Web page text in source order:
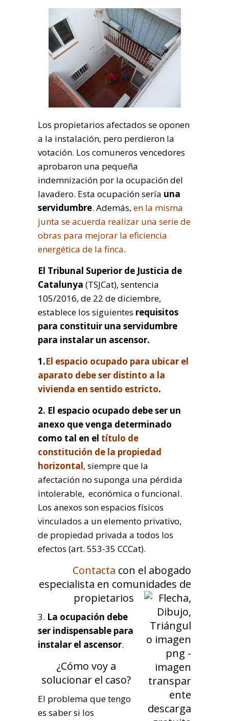
Los propietarios afectados se oponen
a la instalación, pero perdieron la
votación. Los comuneros vencedores
aprobaron una pequeña
indemnización por la ocupación del
lavadero. Esta ocupación sería una
servidumbre. Además, en la misma
junta se acuerda realizar una serie de
obras para mejorar la eficiencia
energética de la finca.
El Tribunal Superior de Justicia de
Catalunya (TSJCat), sentencia
105/2016, de 22 de diciembre,
establece los siguientes requisitos
para constituir una servidumbre
para instalar un ascensor.
1.El espacio ocupado para ubicar el
aparato debe ser distinto a la
vivienda en sentido estricto.
2. El espacio ocupado debe ser un
anexo que venga determinado
como tal en el título de
constitución de la propiedad
horizontal, siempre que la
afectación no suponga una pérdida
intolerable, económica o funcional.
Los anexos son espacios físicos
vinculados a un elemento privativo,
de propiedad privada a todos los
efectos (art. 553-35 CCCat).
Contacta con el abogado
especialista en comunidades de
propietarios
3. La ocupación debe
ser indispensable para
instalar el ascensor.
¿Cómo voy a
solucionar el caso?
El problema que tengo
es saber si los